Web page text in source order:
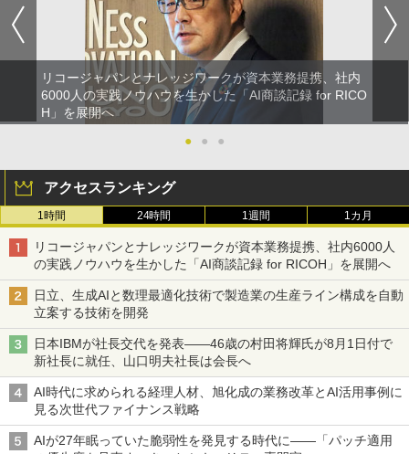
リコージャパンとナレッジワークが資本業務提携、社内
6000人の実践ノウハウを生かした「AI商談記録 for RICO
H」を展開へ
●
● ●
アクセスランキング
1時間 24時間 1週間 1カ月
リコージャパンとナレッジワークが資本業務提携、社内6000人
の実践ノウハウを生かした「AI商談記録 for RICOH」を展開へ
日立、生成AIと数理最適化技術で製造業の生産ライン構成を自動
立案する技術を開発
日本IBMが社長交代を発表――46歳の村田将輝氏が8月1日付で
新社長に就任、山口明夫社長は会長へ
AI時代に求められる経理人材、旭化成の業務改革とAI活用事例に
見る次世代ファイナンス戦略
AIが27年眠っていた脆弱性を発見する時代に――「パッチ適用